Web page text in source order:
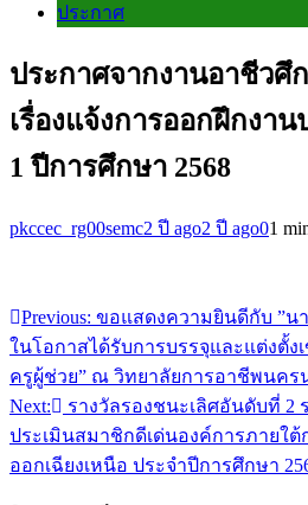
ประกาศ
ประกาศจากงานอาชีวศึ
เรื่องแจ้งการออกฝึกงา
1 ปีการศึกษา 2568
pkccec_rg00semc2 ปี ago2 ปี ago01
แนะแนว
เรื่อง
Previous: ขอแสดงความยินดีกับ ”นา
ในโอกาสได้รับการบรรจุและแต่งตั้ง
ครูผู้ช่วย” ณ วิทยาลัยการอาชีพนคร
Next:
รางวัลรองชนะเลิศอันดับที่ 2
ประเมินสมาชิกดีเด่นองค์การภายใ
ออกเฉียงเหนือ ประจำปีการศึกษา